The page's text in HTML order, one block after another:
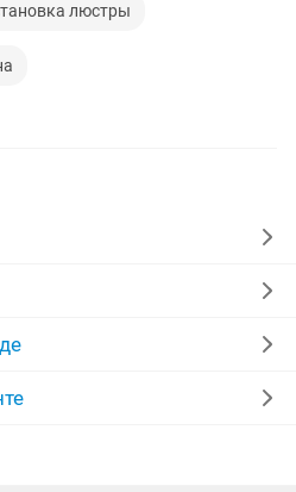
люстры
windows 10